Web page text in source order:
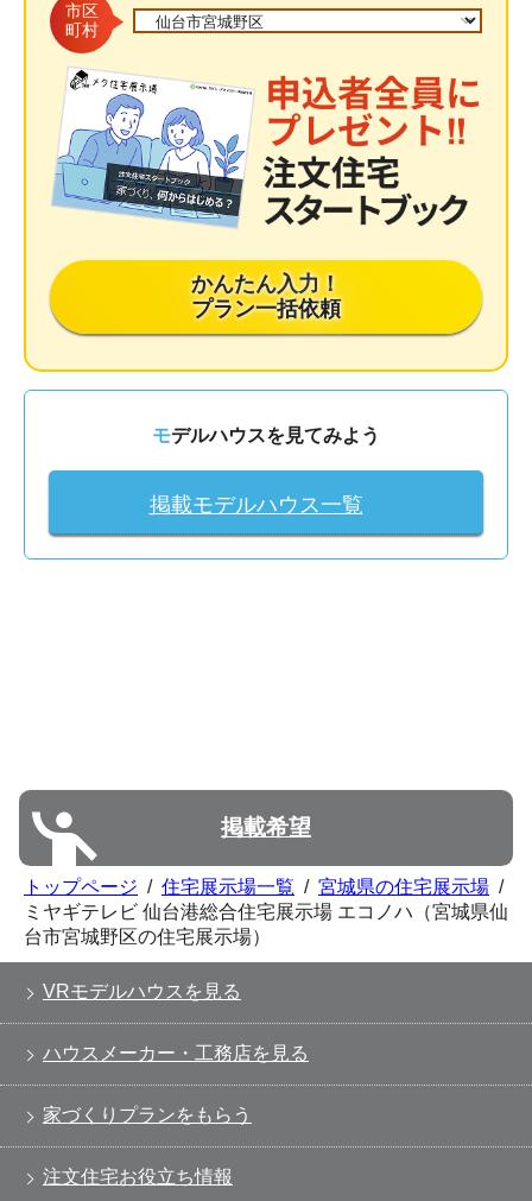
市区
町村
かんたん入力！
プラン一括依頼
モデルハウスを見てみよう
掲載モデルハウス一覧
掲載希望
トップページ / 住宅展示場一覧 / 宮城県の住宅展示場 /
ミヤギテレビ 仙台港総合住宅展示場 エコノハ（宮城県仙
台市宮城野区の住宅展示場）
VRモデルハウスを見る
ハウスメーカー・工務店を見る
家づくりプランをもらう
注文住宅お役立ち情報